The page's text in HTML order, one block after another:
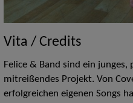
Vita / Credits
Felice & Band sind ein junges,
mitreißendes Projekt. Von
erfolgreichen eigenen Songs